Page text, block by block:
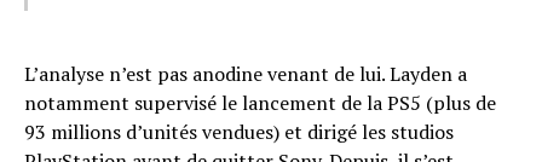
L’analyse n’est pas anodine venant de lui. Layden a
notamment supervisé le lancement de la PS5 (plus de
93 millions d’unités vendues) et dirigé les studios